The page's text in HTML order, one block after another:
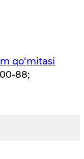
qo‘mitasi
88;